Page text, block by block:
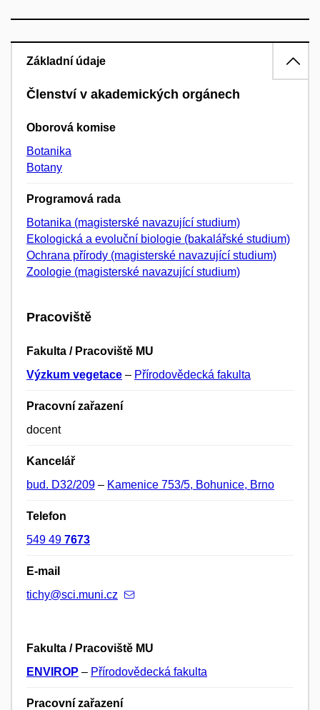
Základní údaje
Členství v akademických orgánech
Oborová komise
Botanika
Botany
Programová rada
Botanika (magisterské navazující studium)
Ekologická a evoluční biologie (bakalářské studium)
Ochrana přírody (magisterské navazující studium)
Zoologie (magisterské navazující studium)
Pracoviště
Fakulta / Pracoviště MU
Výzkum vegetace – Přírodovědecká fakulta
Pracovní zařazení
docent
Kancelář
bud. D32/209 – Kamenice 753/5, Bohunice, Brno
Telefon
549 49 7673
E-mail
tichy@sci.muni.cz
Fakulta / Pracoviště MU
ENVIROP – Přírodovědecká fakulta
Pracovní zařazení